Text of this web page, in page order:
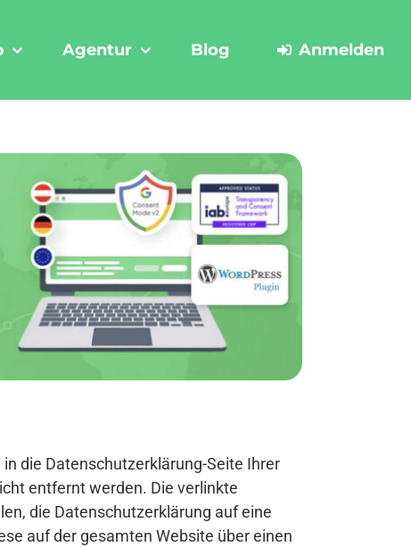
Agentur Blog Anmelden
die Datenschutzerklärung-Seite Ihrer
entfernt werden. Die verlinkte
die Datenschutzerklärung auf eine
auf der gesamten Website über einen